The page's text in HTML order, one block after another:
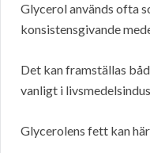
Glycerol används ofta
konsistensgivande
Det kan framställas
vanligt i
Glycerolens fett kan